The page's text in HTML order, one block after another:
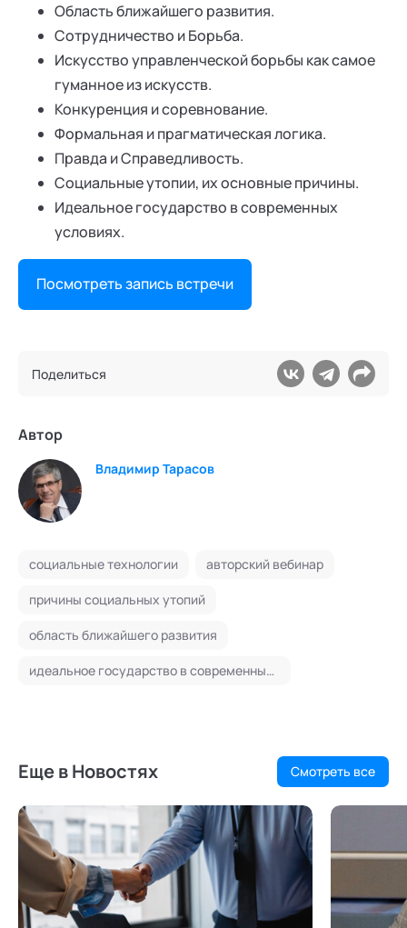
Область ближайшего развития.
Сотрудничество и Борьба.
Искусство управленческой борьбы как самое
гуманное из искусств.
Конкуренция и соревнование.
Формальная и прагматическая логика.
Правда и Справедливость.
Социальные утопии, их основные причины.
Идеальное государство в современных
условиях.
Посмотреть запись встречи
Поделиться
Автор
Владимир Тарасов
социальные технологии авторский вебинар
причины социальных утопий
область ближайшего развития
идеальное государство в современных условиях
Еще в Новостях Смотреть все